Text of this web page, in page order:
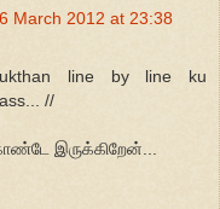
March 2012 at 23:38
line by line ku
//
இருக்கிறேன்...